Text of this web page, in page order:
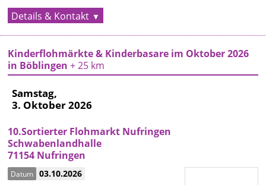
Details & Kontakt
Kinderflohmärkte & Kinderbasare im Oktober 2026
in Böblingen+ 25 km
Samstag,
3. Oktober 2026
10.Sortierter Flohmarkt Nufringen
Schwabenlandhalle
71154 Nufringen
Datum 03.10.2026